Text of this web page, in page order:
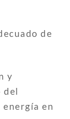
de
y
del
en